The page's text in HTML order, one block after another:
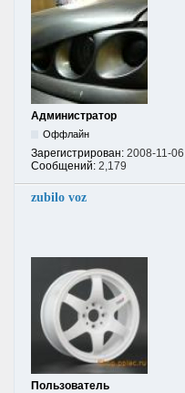
Администратор
Оффлайн
Зарегистрирован: 2008-11-06
Сообщений: 2,179
zubilo voz
Пользователь